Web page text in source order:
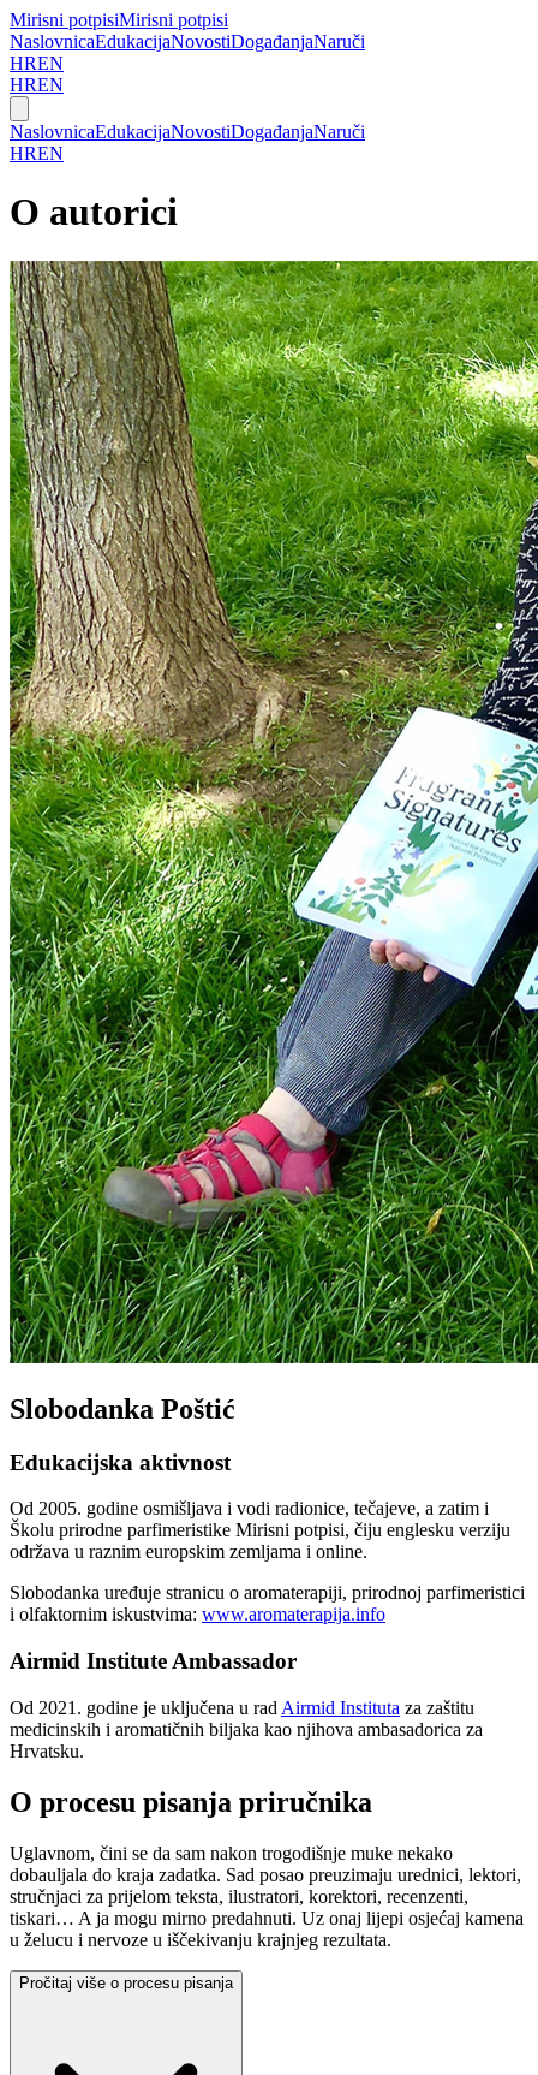
Mirisni potpisiMirisni potpisi
NaslovnicaEdukacijaNovostiDogađanjaNaruči
HREN
HREN
NaslovnicaEdukacijaNovostiDogađanjaNaruči
HREN
O autorici
Slobodanka Poštić
Edukacijska aktivnost
Od 2005. godine osmišljava i vodi radionice, tečajeve, a zatim i
Školu prirodne parfimeristike Mirisni potpisi, čiju englesku verziju
održava u raznim europskim zemljama i online.
Slobodanka uređuje stranicu o aromaterapiji, prirodnoj parfimeristici
i olfaktornim iskustvima: www.aromaterapija.info
Airmid Institute Ambassador
Od 2021. godine je uključena u rad Airmid Instituta za zaštitu
medicinskih i aromatičnih biljaka kao njihova ambasadorica za
Hrvatsku.
O procesu pisanja priručnika
Uglavnom, čini se da sam nakon trogodišnje muke nekako
dobauljala do kraja zadatka. Sad posao preuzimaju urednici, lektori,
stručnjaci za prijelom teksta, ilustratori, korektori, recenzenti,
tiskari… A ja mogu mirno predahnuti. Uz onaj lijepi osjećaj kamena
u želucu i nervoze u iščekivanju krajnjeg rezultata.
Pročitaj više o procesu pisanja